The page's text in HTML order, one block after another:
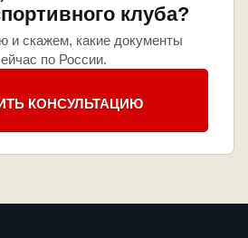
клуба?
и скажем, какие документы
по России.
КОНСУЛЬТАЦИЮ